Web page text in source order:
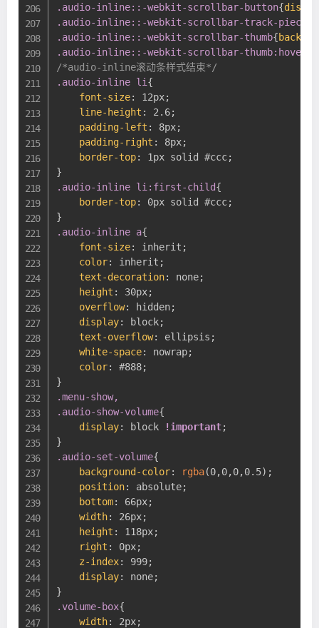
.audio-inline::-webkit-scrollbar-button{
.audio-inline::-webkit-scrollbar-track-piece
.audio-inline::-webkit-scrollbar-thumb{
.audio-inline::-webkit-scrollbar-thumb:hover
/*audio-inline滚动条样式结束*/
.audio-inline li {
font-size: 12px;
line-height : 2.6;
padding-left : 8px;
padding-right : 8px;
border-top: 1px solid #ccc;
}
.audio-inline li:first-child{
border-top: 0px solid #ccc;
}
.audio-inline a{
font-size: inherit ;
color: inherit ;
text-decoration: none;
height : 30px;
overflow: hidden;
display: block;
text-overflow: ellipsis ;
white-space: nowrap;
color: #888;
}
.menu-show,
.audio-show-volume{
display: block !important;
}
.audio-set-volume{
background-color: rgba(0,0,0,0.5) ;
position: absolute;
bottom: 66px;
width: 26px;
height : 118px;
right : 0px;
z-index: 999;
display: none;
}
.volume-box{
width: 2px;